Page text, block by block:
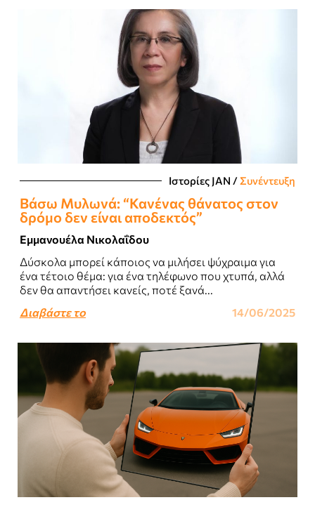
Ιστορίες JΑΝ /Συνέντευξη
Βάσω Μυλωνά: “Κανένας θάνατος στον
δρόμο δεν είναι αποδεκτός”
Εμμανουέλα Νικολαΐδου
Δύσκολα μπορεί κάποιος να μιλήσει ψύχραιμα για
ένα τέτοιο θέμα: για ένα τηλέφωνο που χτυπά, αλλά
δεν θα απαντήσει κανείς, ποτέ ξανά...
Διαβάστε το
14/06/2025